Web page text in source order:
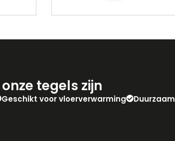
tegels zijn
Geschikt voor vloerverwarming Duurzaam